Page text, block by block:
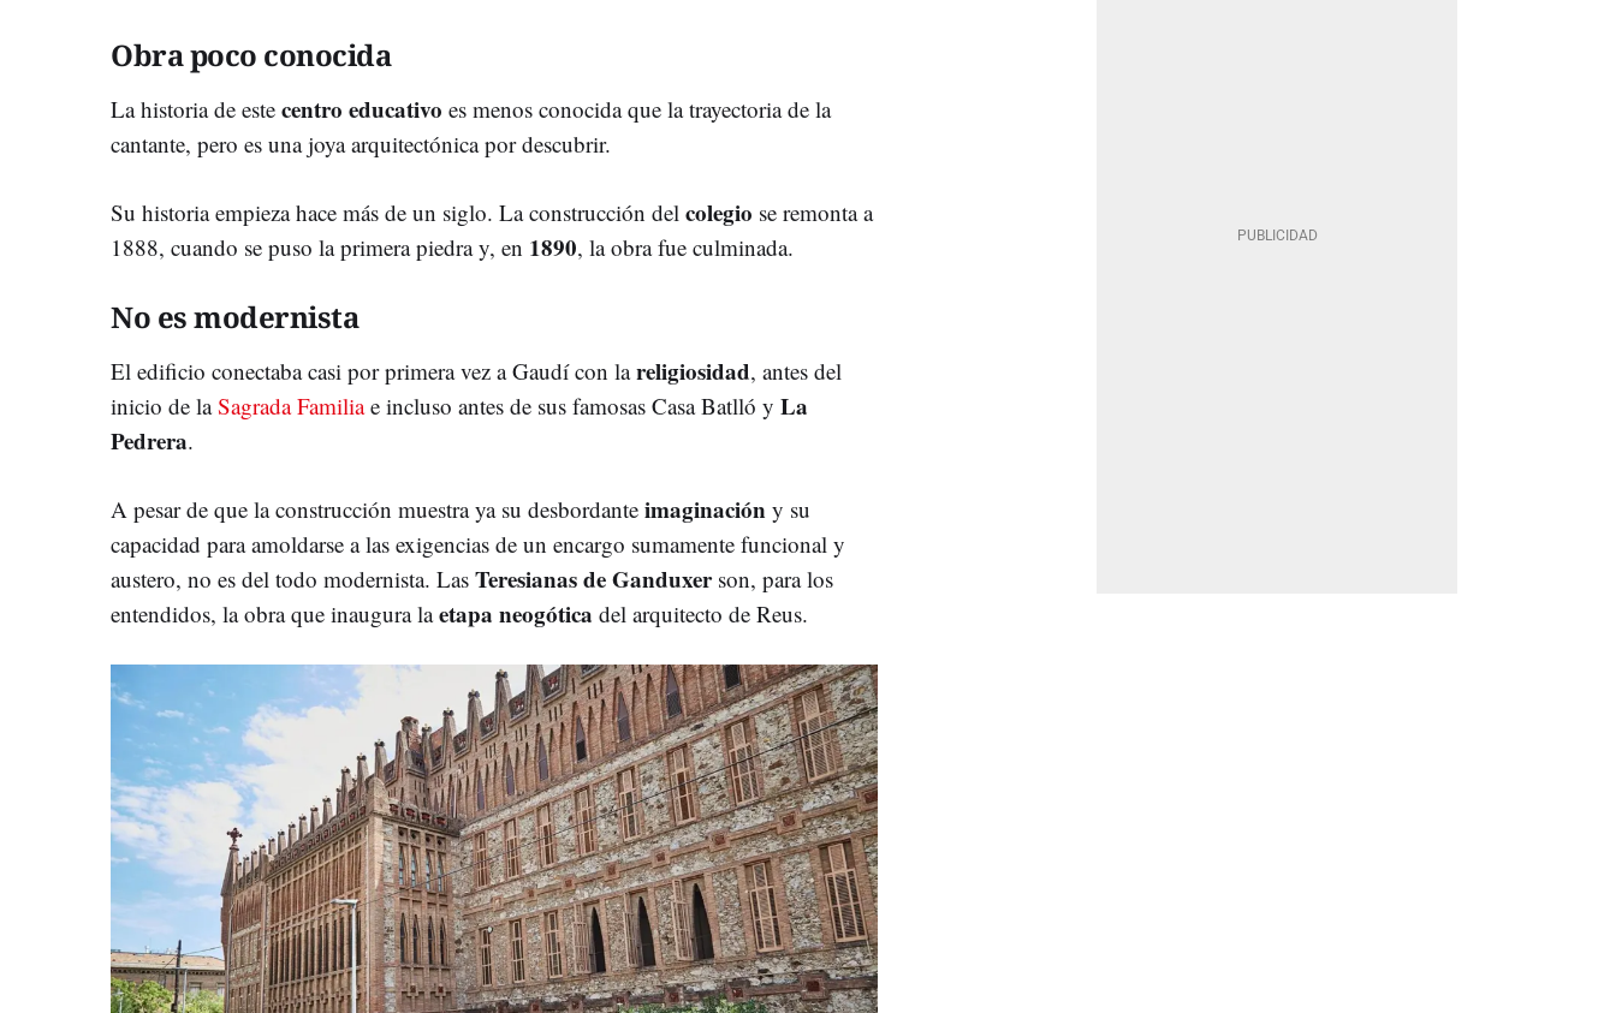
Obra poco conocida
La historia de este centro educativo es menos conocida que la trayectoria de la
cantante, pero es una joya arquitectónica por descubrir.
Su historia empieza hace más de un siglo. La construcción del colegio se remonta a
1888, cuando se puso la primera piedra y, en 1890, la obra fue culminada.
No es modernista
El edificio conectaba casi por primera vez a Gaudí con lareligiosidad, antes del
inicio de laSagrada Familiae incluso antes de sus famosas Casa Batlló y La
Pedrera.
A pesar de que la construcción muestra ya su desbordante imaginación y su
capacidad para amoldarse a las exigencias de un encargo sumamente funcional y
austero, no es del todo modernista. Las Teresianas de Ganduxerson, para los
entendidos, la obra que inaugura laetapa neogótica del arquitecto de Reus.